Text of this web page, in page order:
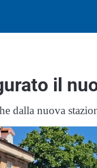
il
dalla nuova